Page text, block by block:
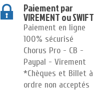
Paiement par
VIREMENT ou SWIFT
Paiement en ligne
100% sécurisé
Chorus Pro - CB -
Paypal - Virement
*Chèques et Billet à
ordre non acceptés